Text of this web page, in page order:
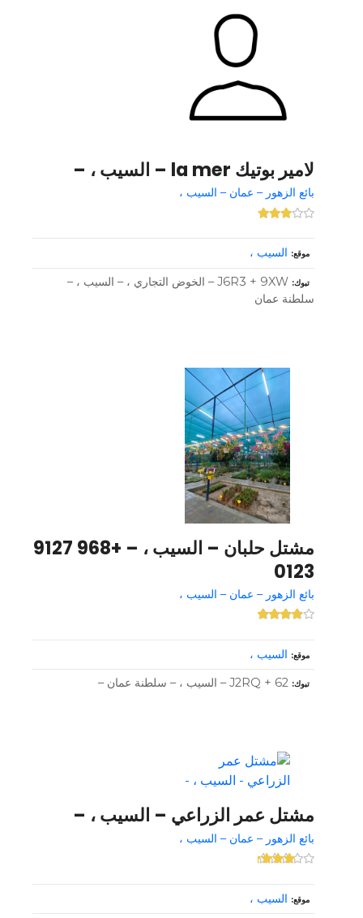
لامير بوتيك la mer – السيب ، –
بائع الزهور – عمان – السيب ،
موقع السيب ،
تبوك
J6R3 + 9XW – الخوض التجاري ، – السيب ، –
سلطنة عمان
مشتل حلبان – السيب ، – +968 9127
0123
بائع الزهور – عمان – السيب ،
موقع السيب ،
تبوك J2RQ + 62 – السيب ، – سلطنة عمان –
مشتل عمر الزراعي – السيب ، –
بائع الزهور – عمان – السيب ،
موقع السيب ،